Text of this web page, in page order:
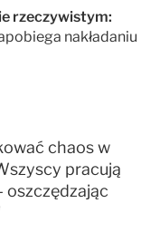
rzeczywistym:
nakładaniu
chaos w
pracują
oszczędzając